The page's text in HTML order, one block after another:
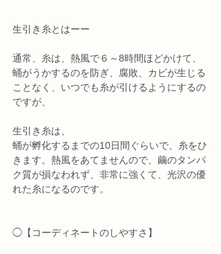
生引き糸とはーー
通常、糸は、熱風で６～8時間ほどかけて、
蛹がうかするのを防ぎ、腐敗、カビが生じる
ことなく、いつでも糸が引けるようにするの
ですが、
生引き糸は、
蛹が孵化するまでの10日間ぐらいで、糸をひ
きます。熱風をあてませんので、繭のタンパ
ク質が損なわれず、非常に強くて、光沢の優
れた糸になるのです。
◯【コーディネートのしやすさ】